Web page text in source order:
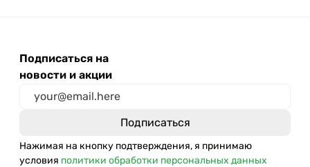
Подписаться на
новости и акции
Нажимая на кнопку подтверждения, я принимаю
условия политики обработки персональных данных